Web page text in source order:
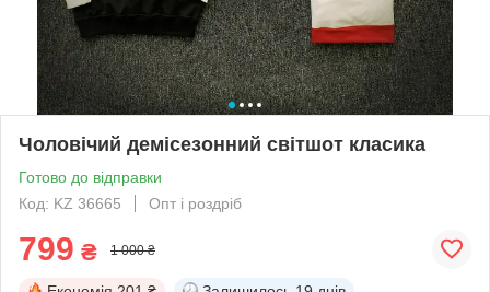
Чоловічий демісезонний світшот класика
Готово до відправки
Код: KZ 36665
Опт і роздріб
799 ₴ 1 000 ₴